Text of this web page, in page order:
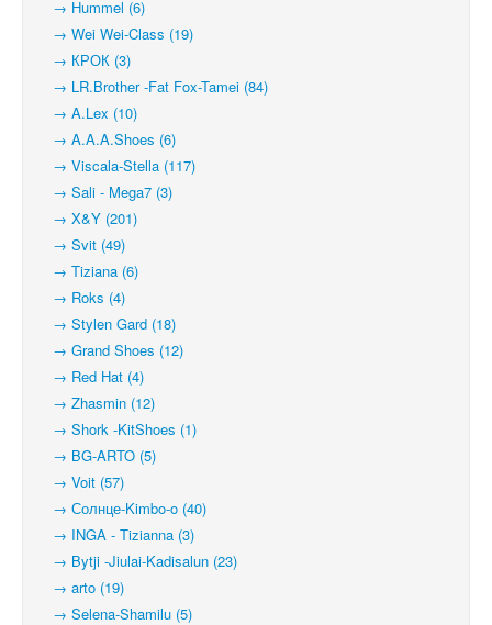
→ Hummel (6)
→ Wei Wei-Class (19)
→ КРОК (3)
→ LR.Brother -Fat Fox-Tamei (84)
→ A.Lex (10)
→ A.A.A.Shoes (6)
→ Viscala-Stella (117)
→ Sali - Mega7 (3)
→ X&Y (201)
→ Svit (49)
→ Tiziana (6)
→ Roks (4)
→ Stylen Gard (18)
→ Grand Shoes (12)
→ Red Hat (4)
→ Zhasmin (12)
→ Shork -KitShoes (1)
→ BG-ARTO (5)
→ Voit (57)
→ Солнце-Kimbo-o (40)
→ INGA - Tizianna (3)
→ Bytji -Jiulai-Kadisalun (23)
→ arto (19)
→ Selena-Shamilu (5)